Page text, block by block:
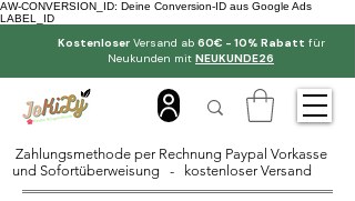
AW-CONVERSION_ID: Deine Conversion-ID aus Google Ads
LABEL_ID
KostenloserVersand ab 60€ - 10% Rabatt für
Neukunden mit NEUKUNDE26
Zahlungsmethode per Rechnung Paypal Vorkasse
und Sofortüberweisung - kostenloser Versand